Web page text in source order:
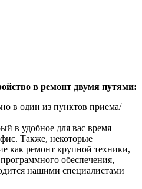
в ремонт двумя путями:
в один из пунктов приема/
в удобное для вас время
Также, некоторые
как ремонт крупной техники,
обеспечения,
нашими специалистами